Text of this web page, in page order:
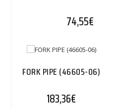
74,55€
FORK PIPE (46605-06)
183,36€